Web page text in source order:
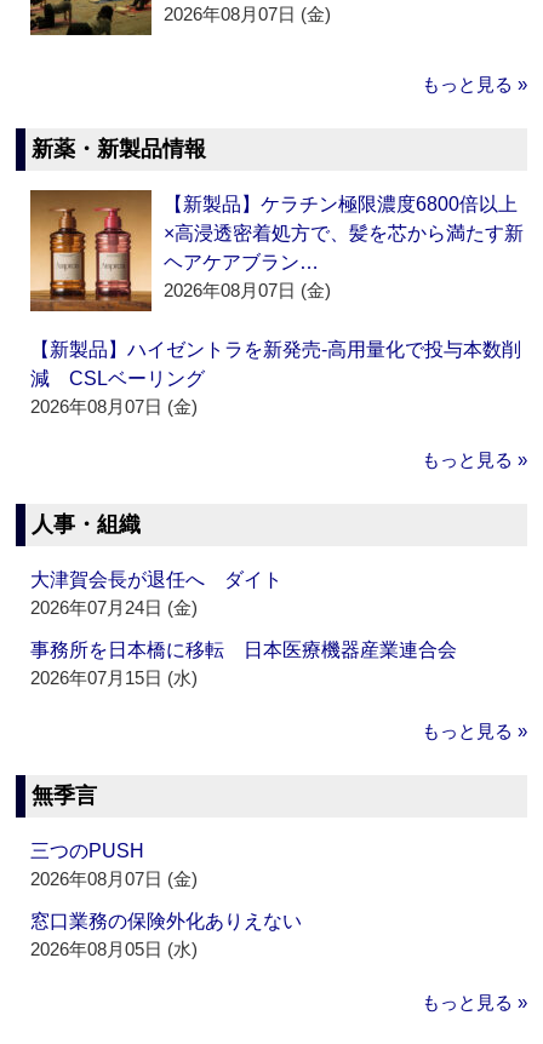
2026年08月07日 (金)
もっと見る »
新薬・新製品情報
【新製品】ケラチン極限濃度6800倍以上
×高浸透密着処方で、髪を芯から満たす新
ヘアケアブラン…
2026年08月07日 (金)
【新製品】ハイゼントラを新発売‐高用量化で投与本数削
減 CSLベーリング
2026年08月07日 (金)
もっと見る »
人事・組織
大津賀会長が退任へ ダイト
2026年07月24日 (金)
事務所を日本橋に移転 日本医療機器産業連合会
2026年07月15日 (水)
もっと見る »
無季言
三つのPUSH
2026年08月07日 (金)
窓口業務の保険外化ありえない
2026年08月05日 (水)
もっと見る »